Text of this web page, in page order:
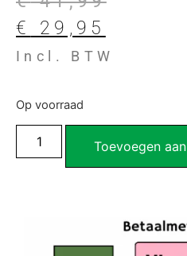
€
29,95
Incl. BTW
Op voorraad
Toevoegen